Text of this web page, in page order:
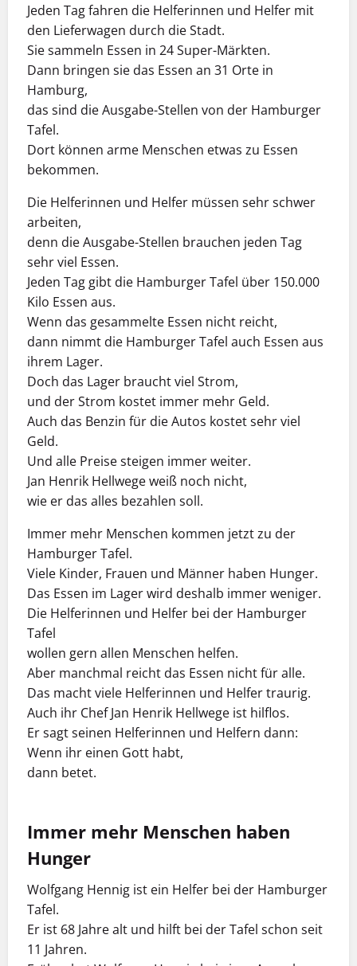
Jeden Tag fahren die Helferinnen und Helfer mit
den Lieferwagen durch die Stadt.
Sie sammeln Essen in 24 Super-Märkten.
Dann bringen sie das Essen an 31 Orte in
Hamburg,
das sind die Ausgabe-Stellen von der Hamburger
Tafel.
Dort können arme Menschen etwas zu Essen
bekommen.
Die Helferinnen und Helfer müssen sehr schwer
arbeiten,
denn die Ausgabe-Stellen brauchen jeden Tag
sehr viel Essen.
Jeden Tag gibt die Hamburger Tafel über 150.000
Kilo Essen aus.
Wenn das gesammelte Essen nicht reicht,
dann nimmt die Hamburger Tafel auch Essen aus
ihrem Lager.
Doch das Lager braucht viel Strom,
und der Strom kostet immer mehr Geld.
Auch das Benzin für die Autos kostet sehr viel
Geld.
Und alle Preise steigen immer weiter.
Jan Henrik Hellwege weiß noch nicht,
wie er das alles bezahlen soll.
Immer mehr Menschen kommen jetzt zu der
Hamburger Tafel.
Viele Kinder, Frauen und Männer haben Hunger.
Das Essen im Lager wird deshalb immer weniger.
Die Helferinnen und Helfer bei der Hamburger
Tafel
wollen gern allen Menschen helfen.
Aber manchmal reicht das Essen nicht für alle.
Das macht viele Helferinnen und Helfer traurig.
Auch ihr Chef Jan Henrik Hellwege ist hilflos.
Er sagt seinen Helferinnen und Helfern dann:
Wenn ihr einen Gott habt,
dann betet.
Immer mehr Menschen haben
Hunger
Wolfgang Hennig ist ein Helfer bei der Hamburger
Tafel.
Er ist 68 Jahre alt und hilft bei der Tafel schon seit
11 Jahren.